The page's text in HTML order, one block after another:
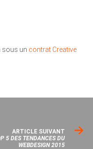
sous un contrat Creative
ARTICLE SUIVANT
5 DES TENDANCES DU
WEBDESIGN 2015